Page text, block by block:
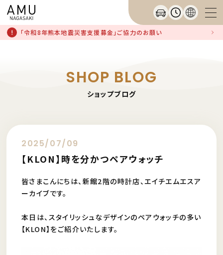
「令和8年熊本地震災害支援募金」ご協力のお願い
SHOP BLOG
ショップブログ
2025/07/09
【KLON】時を分かつペアウォッチ
皆さまこんにちは、新館2階の時計店、エイチエムエスア
ーカイブです。
本日は、スタイリッシュなデザインのペアウォッチの多い
【KLON】をご紹介いたします。